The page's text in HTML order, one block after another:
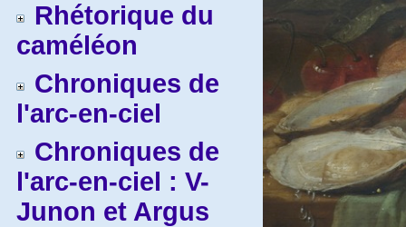
Rhétorique du
caméléon
Chroniques de
l'arc-en-ciel
Chroniques de
l'arc-en-ciel : V-
Junon et Argus